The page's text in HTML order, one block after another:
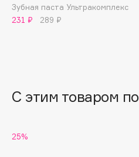
Batiste
Bebble
Зубная паста Ультракомплекс
231 ₽
289 ₽
С этим товаром
25%